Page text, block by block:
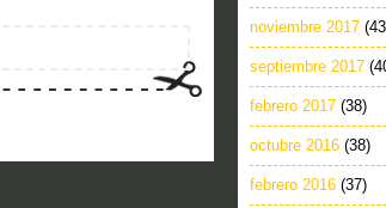
noviembre 2017
septiembre 2017
febrero 2017 (38)
octubre 2016 (38)
febrero 2016 (37)